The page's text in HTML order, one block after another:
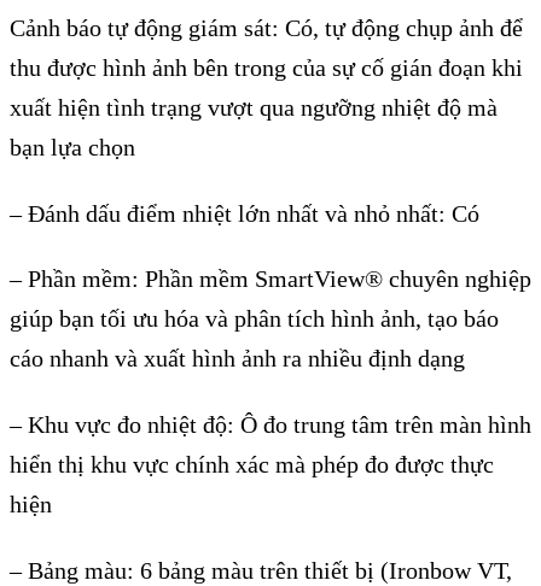
Cảnh báo tự động giám sát: Có, tự động chụp ảnh để
thu được hình ảnh bên trong của sự cố gián đoạn khi
xuất hiện tình trạng vượt qua ngưỡng nhiệt độ mà
bạn lựa chọn
–Đánh dấu điểm nhiệt lớn nhất và nhỏ nhất: Có
– Phần mềm: Phần mềm SmartView® chuyên nghiệp
giúp bạn tối ưu hóa và phân tích hình ảnh, tạo báo
cáo nhanh và xuất hình ảnh ra nhiều định dạng
–Khu vực đo nhiệt độ: Ô đo trung tâm trên màn hình
hiển thị khu vực chính xác mà phép đo được thực
hiện
–Bảng màu: 6 bảng màu trên thiết bị (Ironbow VT,